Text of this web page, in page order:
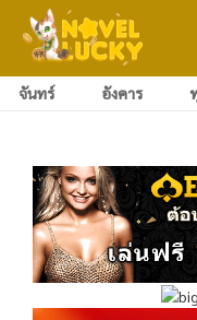
จันทร์ อังคาร